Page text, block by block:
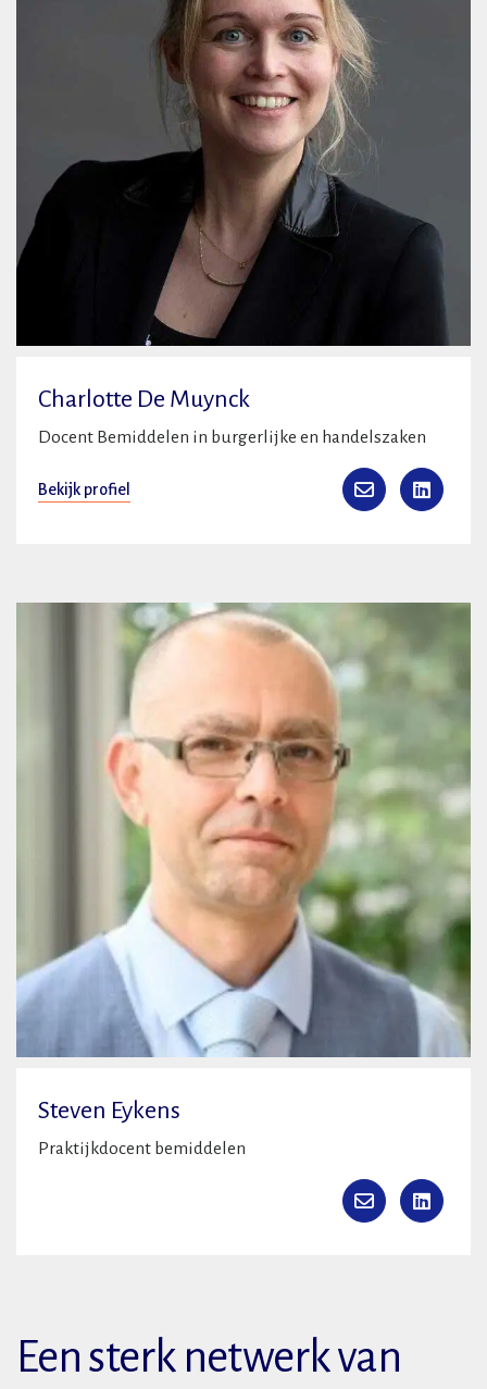
Charlotte De Muynck
Docent Bemiddelen in burgerlijke en handelszaken
Bekijk profiel
Steven Eykens
Praktijkdocent bemiddelen
Een sterk netwerk van